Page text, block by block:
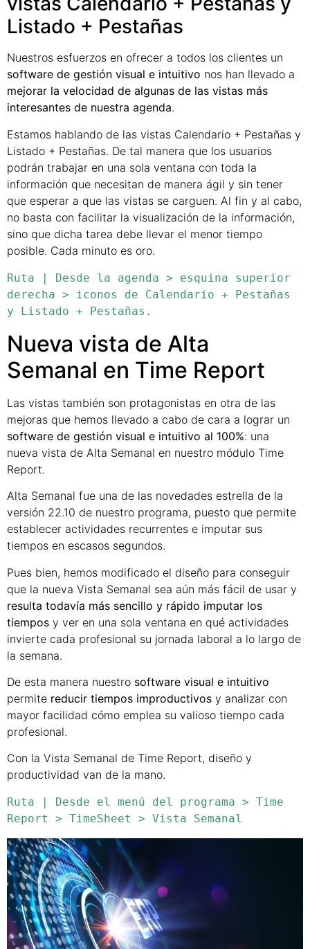
Listado + Pestañas
Nuestros esfuerzos en ofrecer a todos los clientes un
software de gestión visual e intuitivo nos han llevado a
mejorar la velocidad de algunas de las vistas más
interesantes de nuestra agenda.
Estamos hablando de las vistas Calendario + Pestañas y
Listado + Pestañas. De tal manera que los usuarios
podrán trabajar en una sola ventana con toda la
información que necesitan de manera ágil y sin tener
que esperar a que las vistas se carguen. Al fin y al cabo,
no basta con facilitar la visualización de la información,
sino que dicha tarea debe llevar el menor tiempo
posible. Cada minuto es oro.
Ruta | Desde la agenda > esquina superior
derecha > iconos de Calendario + Pestañas
y Listado + Pestañas.
Nueva vista de Alta
Semanal en Time Report
Las vistas también son protagonistas en otra de las
mejoras que hemos llevado a cabo de cara a lograr un
software de gestión visual e intuitivo al 100%: una
nueva vista de Alta Semanal en nuestro módulo Time
Report.
Alta Semanal fue una de las novedades estrella de la
versión 22.10 de nuestro programa, puesto que permite
establecer actividades recurrentes e imputar sus
tiempos en escasos segundos.
Pues bien, hemos modificado el diseño para conseguir
que la nueva Vista Semanal sea aún más fácil de usar y
resulta todavía más sencillo y rápido imputar los
tiempos y ver en una sola ventana en qué actividades
invierte cada profesional su jornada laboral a lo largo de
la semana.
De esta manera nuestro software visual e intuitivo
permite reducir tiempos improductivos y analizar con
mayor facilidad cómo emplea su valioso tiempo cada
profesional.
Con la Vista Semanal de Time Report, diseño y
productividad van de la mano.
Ruta | Desde el menú del programa > Time
Report > TimeSheet > Vista Semanal